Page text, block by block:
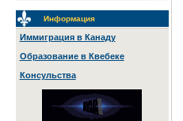
Информация
Иммиграция в Канаду
Образование в Квебеке
Консульства